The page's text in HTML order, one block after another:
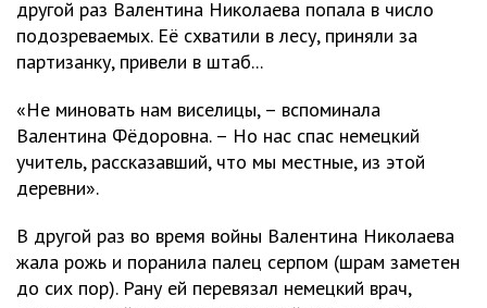
другой раз Валентина Николаева попала в число
подозреваемых. Её схватили в лесу, приняли за
партизанку, привели в штаб...
«Не миновать нам виселицы, – вспоминала
Валентина Фёдоровна. – Но нас спас немецкий
учитель, рассказавший, что мы местные, из этой
деревни».
В другой раз во время войны Валентина Николаева
жала рожь и поранила палец серпом (шрам заметен
до сих пор). Рану ей перевязал немецкий врач,